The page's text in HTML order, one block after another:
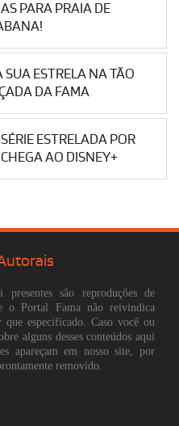
PARA PRAIA DE
ESTRELA NA TÃO
DA FAMA
ESTRELADA POR
AO DISNEY+
são reproduções de
o Portal Fama não reivindica
especificado. Caso você ou
alguns desses conteúdos aqui
apareçam em nosso site, por
removido.